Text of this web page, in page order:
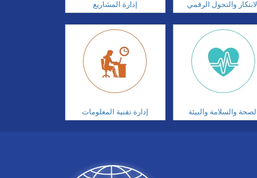
إدارة المشاريع الابتكار والتحول الرقمي
إدارة تقنية المعلومات الصحة والسلامة والبيئة